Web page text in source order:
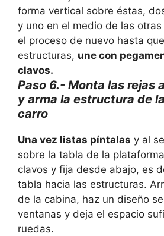
forma vertical sobre éstas,
y uno en el medio de las
el proceso de nuevo hasta
estructuras, une con
clavos.
Paso 6.- Monta las rejas
y arma la estructura de
carro
Una vez listas píntalas y al
sobre la tabla de la
clavos y fija desde abajo, es
tabla hacia las estructuras.
de la cabina, haz un diseño
ventanas y deja el espacio
ruedas.